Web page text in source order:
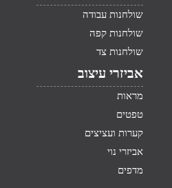
שולחנות עבודה
שולחנות קפה
שולחנות צד
אביזרי עיצוב
מראות
טפטים
קערות ועציצים
אביזרי נוי
מדפים